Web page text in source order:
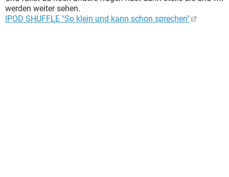
werden weiter sehen.
IPOD SHUFFLE "So klein und kann schon sprechen"